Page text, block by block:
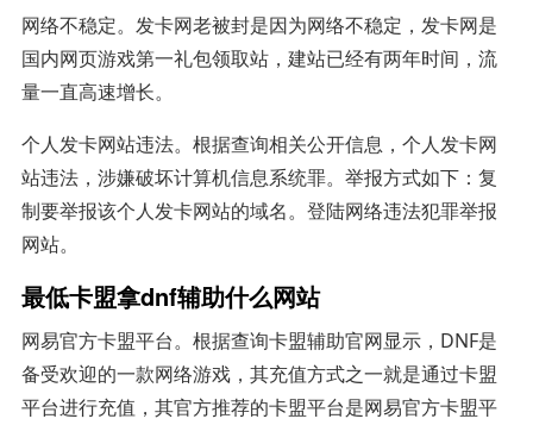
网络不稳定。发卡网老被封是因为网络不稳定，发卡网是
国内网页游戏第一礼包领取站，建站已经有两年时间，流
量一直高速增长。
个人发卡网站违法。根据查询相关公开信息，个人发卡网
站违法，涉嫌破坏计算机信息系统罪。举报方式如下：复
制要举报该个人发卡网站的域名。登陆网络违法犯罪举报
网站。
最低卡盟拿dnf辅助什么网站
网易官方卡盟平台。根据查询卡盟辅助官网显示，DNF是
备受欢迎的一款网络游戏，其充值方式之一就是通过卡盟
平台进行充值，其官方推荐的卡盟平台是网易官方卡盟平